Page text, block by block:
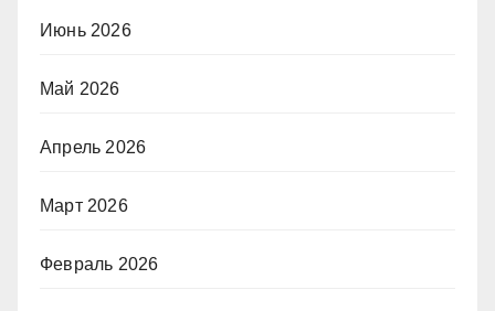
Июнь 2026
Май 2026
Апрель 2026
Март 2026
Февраль 2026